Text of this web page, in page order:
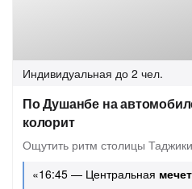
Индивидуальная до 2 чел.
По Душанбе на
колорит
Ощутить ритм столицы
«16:45 — Центральная